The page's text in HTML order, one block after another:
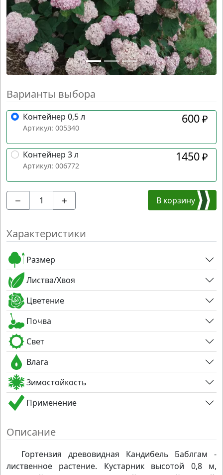
Варианты выбора
Контейнер 0,5 л
Артикул: 005340
600₽
Контейнер 3 л
Артикул: 006772
1450₽
В корзину
Характеристики
Размер
Листва/Хвоя
Цветение
Почва
Свет
Влага
Зимостойкость
Применение
Описание
Гортензия древовидная Кандибель Баблгам -
лиственное растение. Кустарник высотой 0,8 м,